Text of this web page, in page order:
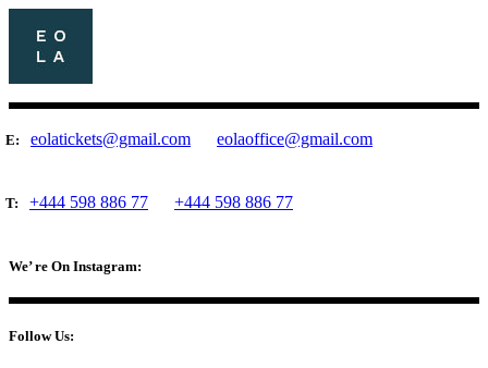
E: eolatickets@gmail.com eolaoffice@gmail.com
T: +444 598 886 77 +444 598 886 77
We’ re On Instagram:
Follow Us: